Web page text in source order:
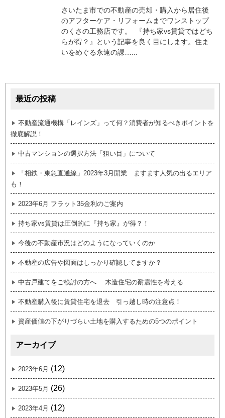
さいたま市での不動産の売却・購入から居住後
のアフターケア・リフォームまでワンストップ
のくさの工務店です。 『持ち家vs賃貸ではどち
らが得？』という記事を良く目にします。住ま
いをめぐる永遠の課…...
最近の投稿
不動産流通機構「レインズ」って何？消費者が知るべきポイントを
徹底解説！
中古マンションの選択方法「狙い目」について
「相鉄・東急直通線」2023年3月開業 ますます人気の出るエリア
も！
2023年6月 フラット35金利のご案内
持ち家vs賃貸は圧倒的に『持ち家』が得？！
今後の不動産市況はどのようになっていくのか
不動産の広告や図面はしっかり確認してますか？
中古戸建てをご検討の方へ 木造住宅の耐震性を考える
不動産購入後に賃貸住宅を退去 引っ越し時の注意点！
資産価値の下がりづらい土地を購入するための5つのポイント
アーカイブ
2023年6月 (12)
2023年5月 (26)
2023年4月 (12)